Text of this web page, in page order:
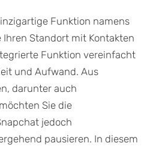
Funktion namens
Ihren Standort mit Kontakten
Funktion vereinfacht
und Aufwand. Aus
darunter auch
Sie die
jedoch
pausieren. In diesem